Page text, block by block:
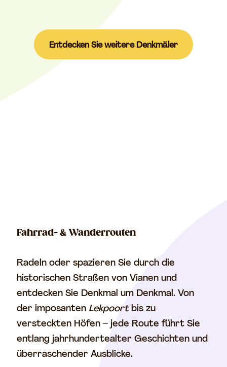
Entdecken Sie weitere Denkmäler
Fahrrad- & Wanderrouten
Radeln oder spazieren Sie durch die
historischen Straßen von Vianen und
entdecken Sie Denkmal um Denkmal. Von
der imposanten Lekpoortbis zu
versteckten Höfen – jede Route führt Sie
entlang jahrhundertealter Geschichten und
überraschender Ausblicke.